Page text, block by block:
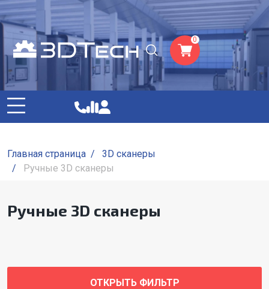
0
Главная страница /
3D сканеры
/
Ручные 3D сканеры
Ручные 3D сканеры
ОТКРЫТЬ ФИЛЬТР